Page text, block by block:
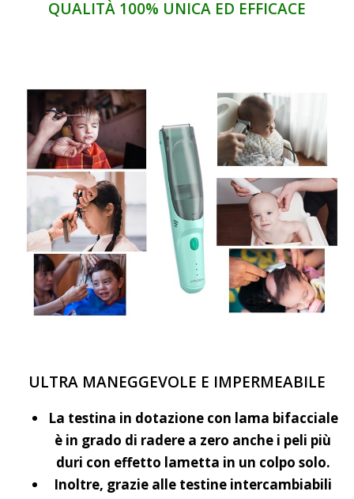
QUALITÀ 100% UNICA ED EFFICACE
ULTRA MANEGGEVOLE E IMPERMEABILE
La testina in dotazione con lama bifacciale
è in grado di radere a zero anche i peli più
duri con effetto lametta in un colpo solo.
Inoltre, grazie alle testine intercambiabili